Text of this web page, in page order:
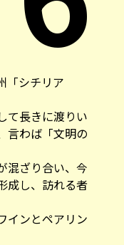
「シチリア
て長きに渡りい
言わば「文明の
混ざり合い、今
成し、訪れる者
インとペアリン